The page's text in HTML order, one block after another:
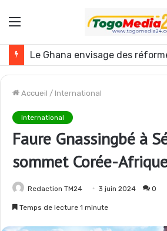
Menu
Accueil / International
International
Faure Gnassingbé à
sommet Corée-
Redaction TM24 3 juin 2024 0
Temps de lecture 1 minute